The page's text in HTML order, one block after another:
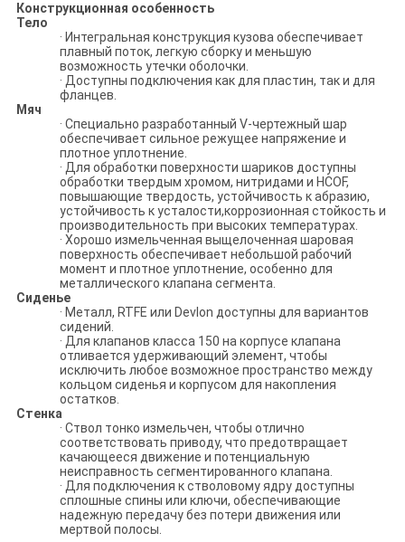
Конструкционная особенность
Тело
· Интегральная конструкция кузова обеспечивает
плавный поток, легкую сборку и меньшую
возможность утечки оболочки.
· Доступны подключения как для пластин, так и для
фланцев.
Мяч
· Специально разработанный V-чертежный шар
обеспечивает сильное режущее напряжение и
плотное уплотнение.
· Для обработки поверхности шариков доступны
обработки твердым хромом, нитридами и HCOF,
повышающие твердость, устойчивость к абразию,
устойчивость к усталости,коррозионная стойкость и
производительность при высоких температурах.
· Хорошо измельченная выщелоченная шаровая
поверхность обеспечивает небольшой рабочий
момент и плотное уплотнение, особенно для
металлического клапана сегмента.
Сиденье
· Металл, RTFE или Devlon доступны для вариантов
сидений.
· Для клапанов класса 150 на корпусе клапана
отливается удерживающий элемент, чтобы
исключить любое возможное пространство между
кольцом сиденья и корпусом для накопления
остатков.
Стенка
· Ствол тонко измельчен, чтобы отлично
соответствовать приводу, что предотвращает
качающееся движение и потенциальную
неисправность сегментированного клапана.
· Для подключения к стволовому ядру доступны
сплошные спины или ключи, обеспечивающие
надежную передачу без потери движения или
мертвой полосы.